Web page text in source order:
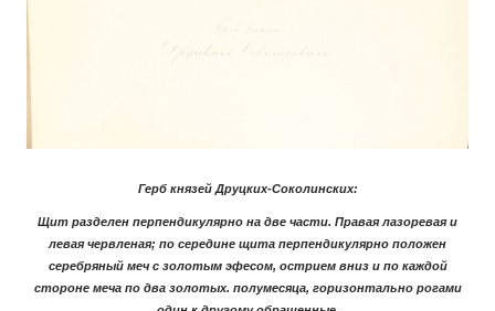
Герб князей Друцких-Соколинских:
Щит разделен перпендикулярно на две части. Правая лазоревая и
левая червленая; по середине щита перпендикулярно положен
серебряный меч с золотым эфесом, острием вниз и по каждой
стороне меча по два золотых. полумесяца, горизонтально рогами